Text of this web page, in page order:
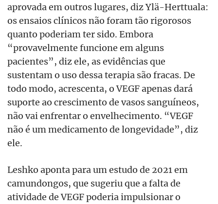
aprovada em outros lugares, diz Ylä-Herttuala:
os ensaios clínicos não foram tão rigorosos
quanto poderiam ter sido. Embora
“provavelmente funcione em alguns
pacientes”, diz ele, as evidências que
sustentam o uso dessa terapia são fracas. De
todo modo, acrescenta, o VEGF apenas dará
suporte ao crescimento de vasos sanguíneos,
não vai enfrentar o envelhecimento. “VEGF
não é um medicamento de longevidade”, diz
ele.
Leshko aponta para um estudo de 2021 em
camundongos, que sugeriu que a falta de
atividade de VEGF poderia impulsionar o